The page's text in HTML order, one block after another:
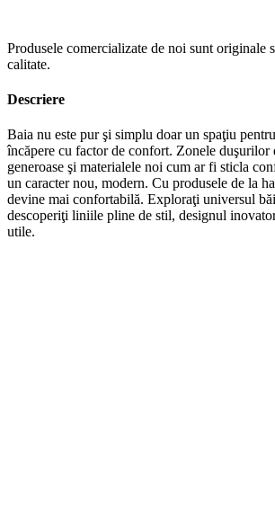
Produsele comercializate de noi sunt originale
calitate.
Descriere
Baia nu este pur şi simplu doar un spaţiu
încăpere cu factor de confort. Zonele duşurilor
generoase şi materialele noi cum ar fi sticla
un caracter nou, modern. Cu produsele de la
devine mai confortabilă. Exploraţi universul
descoperiţi liniile pline de stil, designul
utile.